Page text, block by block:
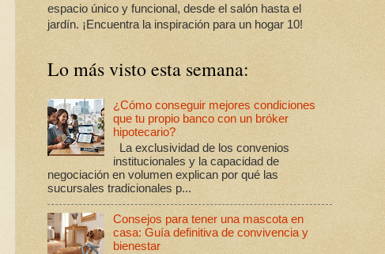
espacio único y funcional, desde el salón hasta el
jardín. ¡Encuentra la inspiración para un hogar 10!
Lo más visto esta semana:
¿Cómo conseguir mejores condiciones
que tu propio banco con un bróker
hipotecario?
La exclusividad de los convenios
institucionales y la capacidad de
negociación en volumen explican por qué las
sucursales tradicionales p...
Consejos para tener una mascota en
casa: Guía definitiva de convivencia y
bienestar